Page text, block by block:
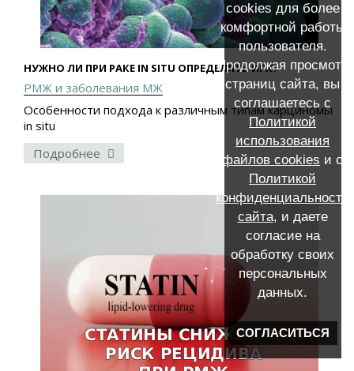
НУЖНО ЛИ ПРИ РАКЕ IN SITU ОПРЕДЕЛЯТЬ ИГХ?
РМЖ и заболевания МЖ
Особенности подхода к различным типам карциномы
in situ
Подробнее
cookies для более
комфортной работы
пользователя.
Продолжая просмотр
страниц сайта, вы
соглашаетесь с
Политикой
использования
файлов cookies и с
Политикой
конфиденциальности
сайта, и даете
согласие на
обработку своих
персональных
данных.
СОГЛАСИТЬСЯ